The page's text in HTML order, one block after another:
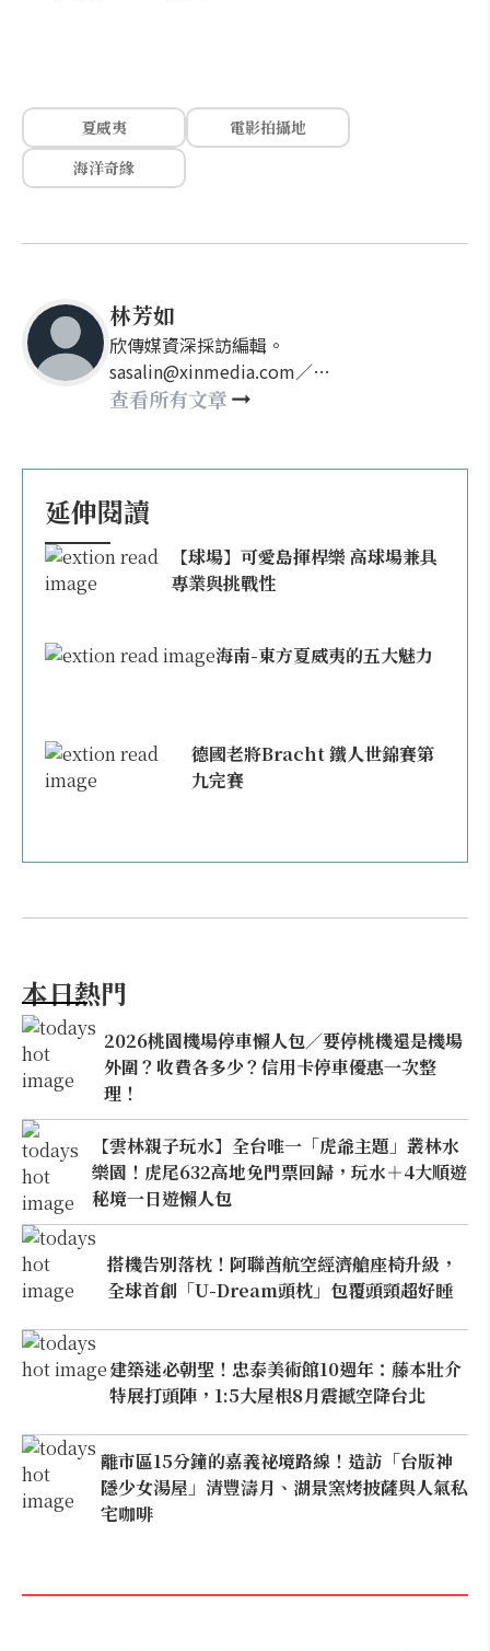
夏威夷
電影拍攝地
海洋奇緣
林芳如
欣傳媒資深採訪編輯。
sasalin@xinmedia.com／
happy21917@gmail.com
查看所有文章
延伸閱讀
【球場】可愛島揮桿樂 高球場兼具
專業與挑戰性
海南-東方夏威夷的五大魅力
德國老將Bracht 鐵人世錦賽第
九完賽
本日熱門
2026桃園機場停車懶人包／要停桃機還是機場
外圍？收費各多少？信用卡停車優惠一次整
理！
【雲林親子玩水】全台唯一「虎爺主題」叢林水
樂園！虎尾632高地免門票回歸，玩水＋4大順遊
秘境一日遊懶人包
搭機告別落枕！阿聯酋航空經濟艙座椅升級，
全球首創「U-Dream頭枕」包覆頭頸超好睡
建築迷必朝聖！忠泰美術館10週年：藤本壯介
特展打頭陣，1:5大屋根8月震撼空降台北
離市區15分鐘的嘉義祕境路線！造訪「台版神
隱少女湯屋」清豐濤月、湖景窯烤披薩與人氣私
宅咖啡